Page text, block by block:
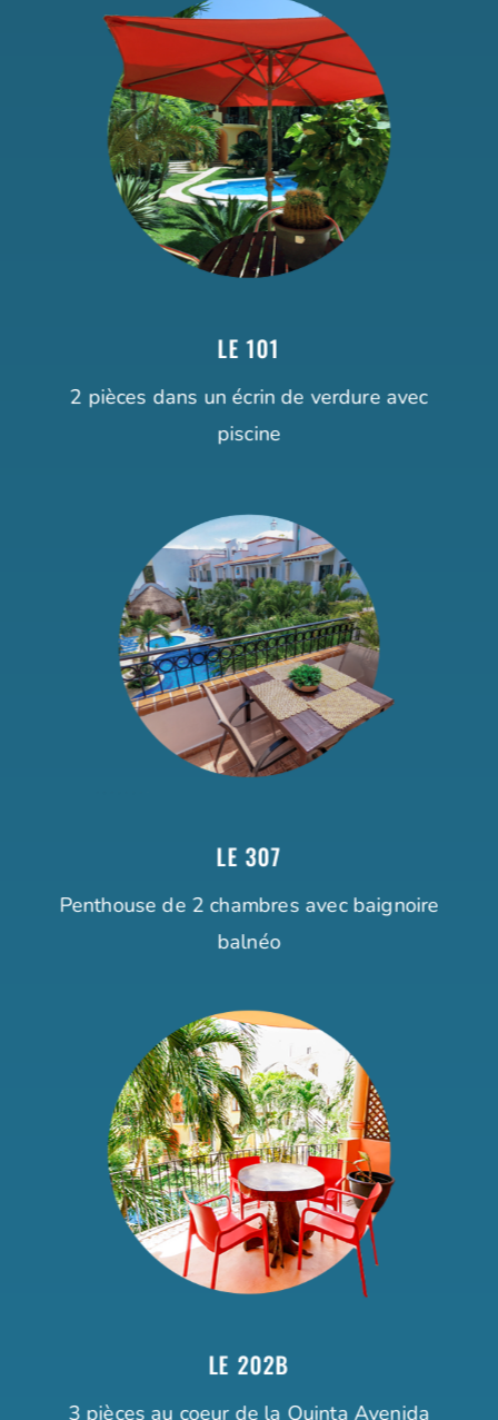
LE 101
2 pièces dans un écrin de verdure avec
piscine
LE 307
Penthouse de 2 chambres avec baignoire
balnéo
LE 202B
3 pièces au coeur de la Quinta Avenida